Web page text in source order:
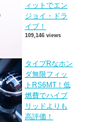
ィットでエン
ジョイ・ドラ
イブ！
109,146 views
タイプRなホン
ダ無限フィッ
トRS6MT！低
燃費でハイブ
リッドよりも
高評価！